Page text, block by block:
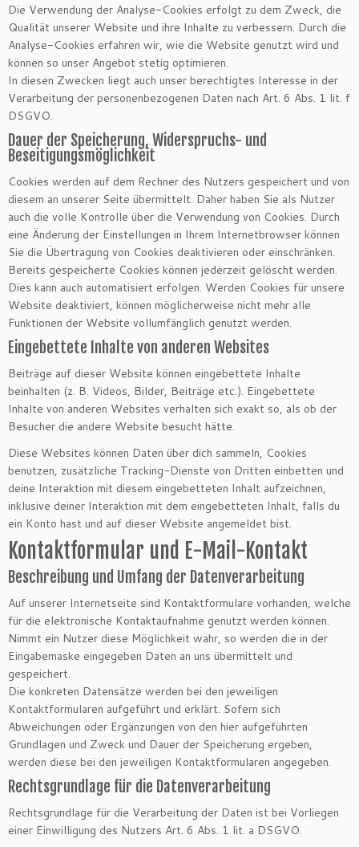
Die Verwendung der Analyse-Cookies erfolgt zu dem Zweck, die
Qualität unserer Website und ihre Inhalte zu verbessern. Durch die
Analyse-Cookies erfahren wir, wie die Website genutzt wird und
können so unser Angebot stetig optimieren.
In diesen Zwecken liegt auch unser berechtigtes Interesse in der
Verarbeitung der personenbezogenen Daten nach Art. 6 Abs. 1 lit. f
DSGVO.
Dauer der Speicherung, Widerspruchs- und
Beseitigungsmöglichkeit
Cookies werden auf dem Rechner des Nutzers gespeichert und von
diesem an unserer Seite übermittelt. Daher haben Sie als Nutzer
auch die volle Kontrolle über die Verwendung von Cookies. Durch
eine Änderung der Einstellungen in Ihrem Internetbrowser können
Sie die Übertragung von Cookies deaktivieren oder einschränken.
Bereits gespeicherte Cookies können jederzeit gelöscht werden.
Dies kann auch automatisiert erfolgen. Werden Cookies für unsere
Website deaktiviert, können möglicherweise nicht mehr alle
Funktionen der Website vollumfänglich genutzt werden.
Eingebettete Inhalte von anderen Websites
Beiträge auf dieser Website können eingebettete Inhalte
beinhalten (z. B. Videos, Bilder, Beiträge etc.). Eingebettete
Inhalte von anderen Websites verhalten sich exakt so, als ob der
Besucher die andere Website besucht hätte.
Diese Websites können Daten über dich sammeln, Cookies
benutzen, zusätzliche Tracking-Dienste von Dritten einbetten und
deine Interaktion mit diesem eingebetteten Inhalt aufzeichnen,
inklusive deiner Interaktion mit dem eingebetteten Inhalt, falls du
ein Konto hast und auf dieser Website angemeldet bist.
Kontaktformular und E-Mail-Kontakt
Beschreibung und Umfang der Datenverarbeitung
Auf unserer Internetseite sind Kontaktformulare vorhanden, welche
für die elektronische Kontaktaufnahme genutzt werden können.
Nimmt ein Nutzer diese Möglichkeit wahr, so werden die in der
Eingabemaske eingegeben Daten an uns übermittelt und
gespeichert.
Die konkreten Datensätze werden bei den jeweiligen
Kontaktformularen aufgeführt und erklärt. Sofern sich
Abweichungen oder Ergänzungen von den hier aufgeführten
Grundlagen und Zweck und Dauer der Speicherung ergeben,
werden diese bei den jeweiligen Kontaktformularen angegeben.
Rechtsgrundlage für die Datenverarbeitung
Rechtsgrundlage für die Verarbeitung der Daten ist bei Vorliegen
einer Einwilligung des Nutzers Art. 6 Abs. 1 lit. a DSGVO.